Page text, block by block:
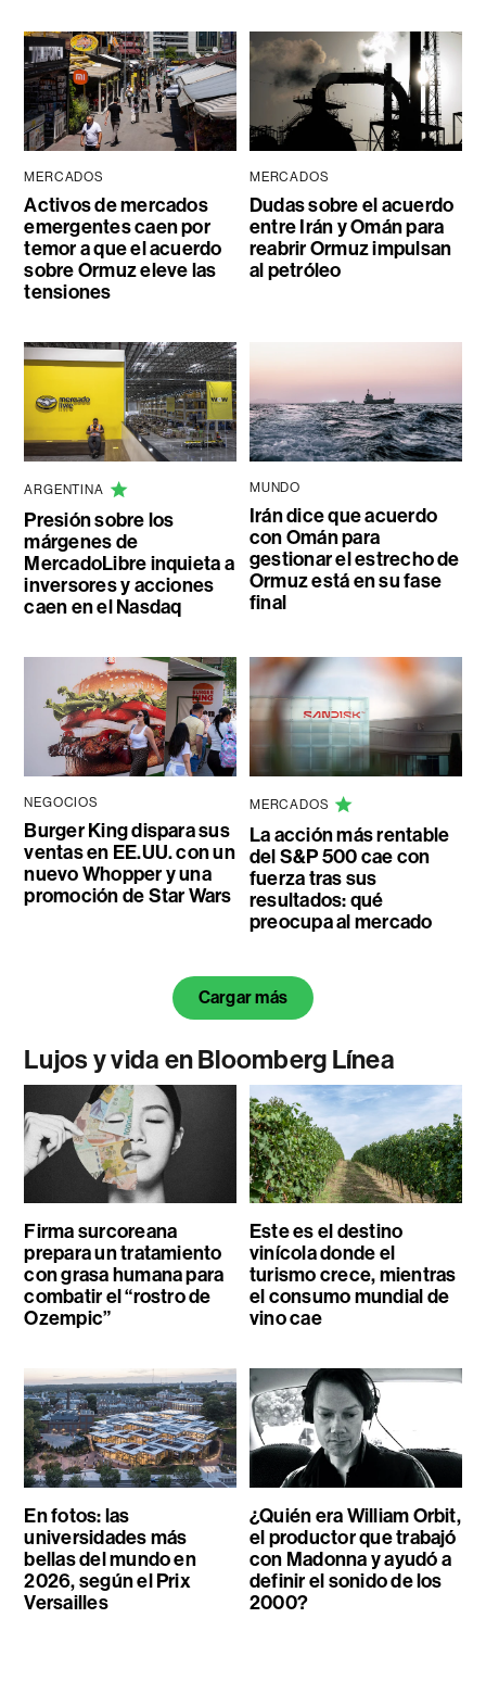
MERCADOS
Activos de mercados
emergentes caen por
temor a que el acuerdo
sobre Ormuz eleve las
tensiones
MERCADOS
Dudas sobre el acuerdo
entre Irán y Omán para
reabrir Ormuz impulsan
al petróleo
ARGENTINA
Presión sobre los
márgenes de
MercadoLibre inquieta a
inversores y acciones
caen en el Nasdaq
MUNDO
Irán dice que acuerdo
con Omán para
gestionar el estrecho de
Ormuz está en su fase
final
NEGOCIOS
Burger King dispara sus
ventas en EE.UU. con un
nuevo Whopper y una
promoción de Star Wars
MERCADOS
La acción más rentable
del S&P 500 cae con
fuerza tras sus
resultados: qué
preocupa al mercado
Cargar más
Lujos y vida en Bloomberg Línea
Firma surcoreana
prepara un tratamiento
con grasa humana para
combatir el “rostro de
Ozempic”
Este es el destino
vinícola donde el
turismo crece, mientras
el consumo mundial de
vino cae
En fotos: las
universidades más
bellas del mundo en
2026, según el Prix
Versailles
¿Quién era William Orbit,
el productor que trabajó
con Madonna y ayudó a
definir el sonido de los
2000?